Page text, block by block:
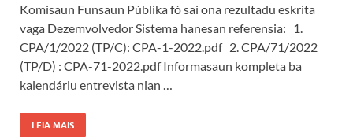
Komisaun Funsaun Públika fó sai ona rezultadu eskrita
vaga Dezemvolvedor Sistema hanesan referensia: 1.
CPA/1/2022 (TP/C): CPA-1-2022.pdf 2. CPA/71/2022
(TP/D) : CPA-71-2022.pdf Informasaun kompleta ba
kalendáriu entrevista nian …
LEIA MAIS